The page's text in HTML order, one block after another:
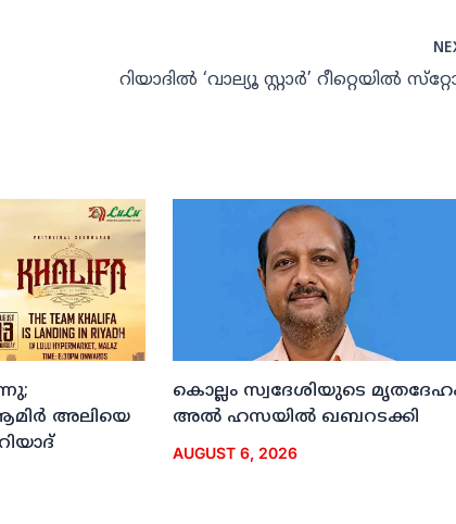
അലിയെ
കൊല്ലം സ്വദേശിയുടെ
അല്‍ ഹസയില്‍ ഖബറടക്കി
AUGUST 6, 2026